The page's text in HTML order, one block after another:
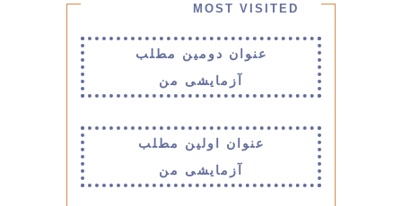
MOST VISITED
عنوان دومین مطلب
آزمایشی من
عنوان اولین مطلب
آزمایشی من